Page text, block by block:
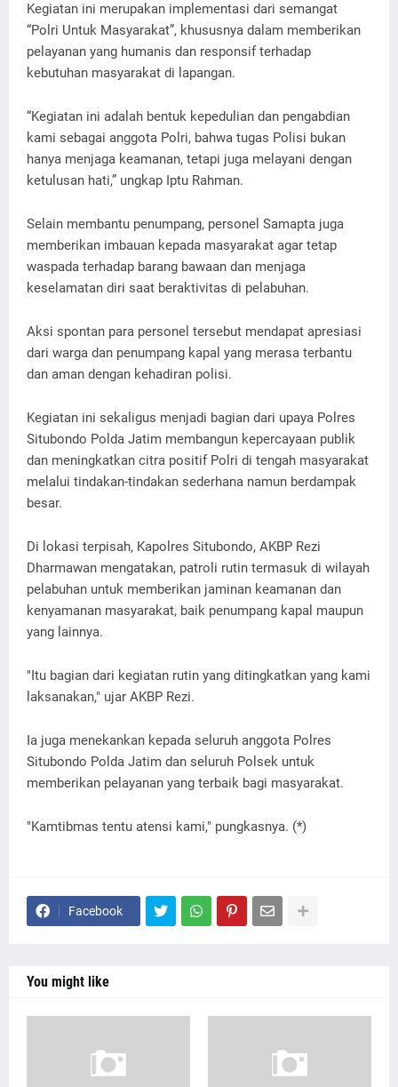
Kegiatan ini merupakan implementasi dari semangat
“Polri Untuk Masyarakat”, khususnya dalam memberikan
pelayanan yang humanis dan responsif terhadap
kebutuhan masyarakat di lapangan.
“Kegiatan ini adalah bentuk kepedulian dan pengabdian
kami sebagai anggota Polri, bahwa tugas Polisi bukan
hanya menjaga keamanan, tetapi juga melayani dengan
ketulusan hati,” ungkap Iptu Rahman.
Selain membantu penumpang, personel Samapta juga
memberikan imbauan kepada masyarakat agar tetap
waspada terhadap barang bawaan dan menjaga
keselamatan diri saat beraktivitas di pelabuhan.
Aksi spontan para personel tersebut mendapat apresiasi
dari warga dan penumpang kapal yang merasa terbantu
dan aman dengan kehadiran polisi.
Kegiatan ini sekaligus menjadi bagian dari upaya Polres
Situbondo Polda Jatim membangun kepercayaan publik
dan meningkatkan citra positif Polri di tengah masyarakat
melalui tindakan-tindakan sederhana namun berdampak
besar.
Di lokasi terpisah, Kapolres Situbondo, AKBP Rezi
Dharmawan mengatakan, patroli rutin termasuk di wilayah
pelabuhan untuk memberikan jaminan keamanan dan
kenyamanan masyarakat, baik penumpang kapal maupun
yang lainnya.
"Itu bagian dari kegiatan rutin yang ditingkatkan yang kami
laksanakan," ujar AKBP Rezi.
Ia juga menekankan kepada seluruh anggota Polres
Situbondo Polda Jatim dan seluruh Polsek untuk
memberikan pelayanan yang terbaik bagi masyarakat.
"Kamtibmas tentu atensi kami," pungkasnya. (*)
Facebook
You might like